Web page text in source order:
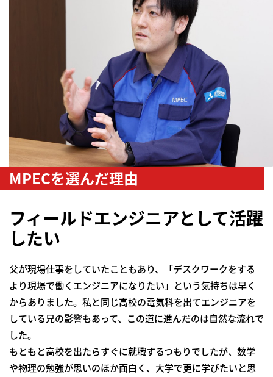
MPECを選んだ理由
フィールドエンジニアとして活躍
したい
父が現場仕事をしていたこともあり、「デスクワークをする
より現場で働くエンジニアになりたい」という気持ちは早く
からありました。私と同じ高校の電気科を出てエンジニアを
している兄の影響もあって、この道に進んだのは自然な流れで
した。
もともと高校を出たらすぐに就職するつもりでしたが、数学
や物理の勉強が思いのほか面白く、大学で更に学びたいと思